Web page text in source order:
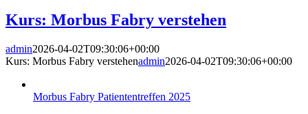
Kurs: Morbus Fabry verstehen
admin2026-04-02T09:30:06+00:00
Kurs: Morbus Fabry verstehenadmin2026-04-02T09:30:06+00:00
Morbus Fabry Patiententreffen 2025